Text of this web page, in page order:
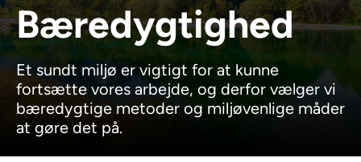
Bæredygtighed
Et sundt miljø er vigtigt for at kunne
fortsætte vores arbejde, og derfor vælger vi
bæredygtige metoder og miljøvenlige måder
at gøre det på.